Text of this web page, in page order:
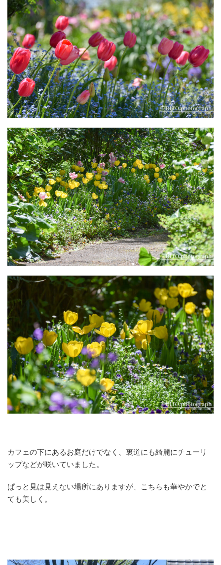
カフェの下にあるお庭だけでなく、裏道にも綺麗にチューリ
ップなどが咲いていました。
ぱっと見は見えない場所にありますが、こちらも華やかでと
ても美しく。